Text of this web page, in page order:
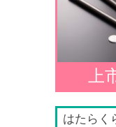
上
はたらく